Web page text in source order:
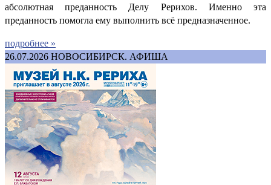
абсолютная преданность Делу Рерихов. Именно эта
преданность помогла ему выполнить всё предназначенное.
подробнее »
26.07.2026 НОВОСИБИРСК. АФИША